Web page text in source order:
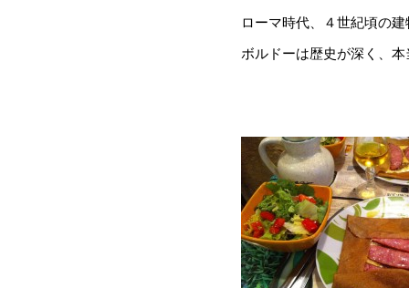
ローマ時代、４世紀頃の
ボルドーは歴史が深く、